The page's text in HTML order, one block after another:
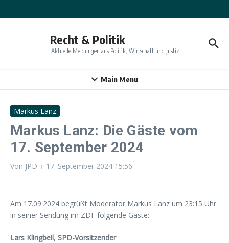
Recht & Politik
Aktuelle Meldungen aus Politik, Wirtschaft und Justiz
Main Menu
Markus Lanz
Markus Lanz: Die Gäste vom
17. September 2024
Von JPD 17. September 2024 15:56
Am 17.09.2024 begrüßt Moderator Markus Lanz um 23:15 Uhr
in seiner Sendung im ZDF folgende Gäste:
Lars Klingbeil, SPD-Vorsitzender